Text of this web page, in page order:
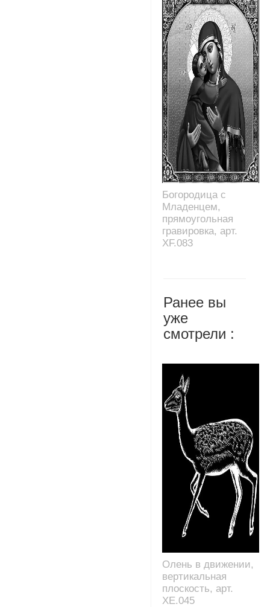
Богородица с
Младенцем,
прямоугольная
гравировка, арт.
XF.083
Ранее вы
уже
смотрели :
Олень в движении,
вертикальная
плоскость, арт.
XE.045